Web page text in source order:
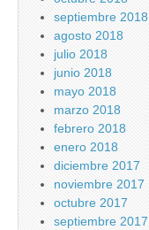
septiembre 2018
agosto 2018
julio 2018
junio 2018
mayo 2018
marzo 2018
febrero 2018
enero 2018
diciembre 2017
noviembre 2017
octubre 2017
septiembre 2017